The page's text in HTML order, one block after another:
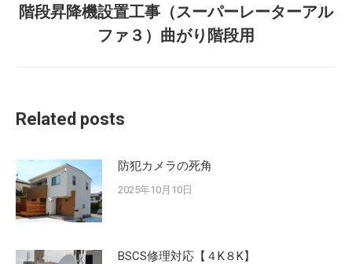
Next
post:
階段昇降機設置工事（スーパーレーターアル
ファ３）曲がり階段用
Related posts
防犯カメラの死角
2025年10月10日
BSCS修理対応【４K８K】